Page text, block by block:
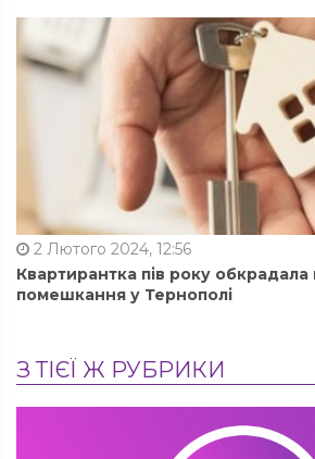
2 Лютого 2024, 12:56
Квартирантка пів року
помешкання у Тернополі
З ТІЄЇ Ж РУБРИКИ